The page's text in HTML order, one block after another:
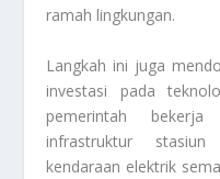
ramah lingkungan.
Langkah ini juga
investasi pada
pemerintah
infrastruktur
kendaraan elektrik